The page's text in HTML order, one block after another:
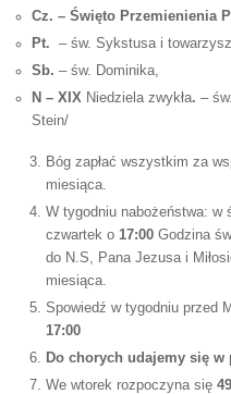
Cz. – Święto Przemienienia
Pt.
– św. Sykstusa i
Sb. – św. Dominika,
N – XIX Niedziela zwykła. –
Stein/
Bóg zapłać wszystkim za
miesiąca.
W tygodniu nabożeństwa: w
czwartek o 17:00Godzina
do N.S, Pana Jezusa i
miesiąca.
Spowiedź w tygodniu przed
17:00
Do chorych udajemy się w
We wtorek rozpoczyna się 49